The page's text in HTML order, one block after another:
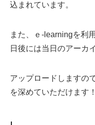
込まれています。
また、ｅ-learningを利
日後には当日のアーカ
アップロードしますの
を深めていただけます！